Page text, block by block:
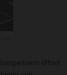
öffnet